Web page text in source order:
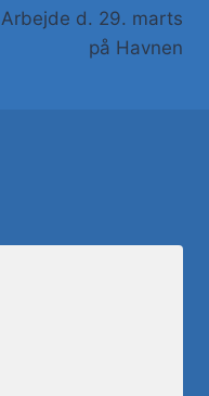
Arbejde d. 29. marts
på Havnen